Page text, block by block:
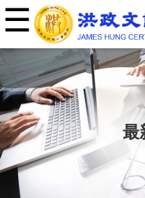
☰
×
務
所
簡
介
最
新
消
息
稅
務
法
最